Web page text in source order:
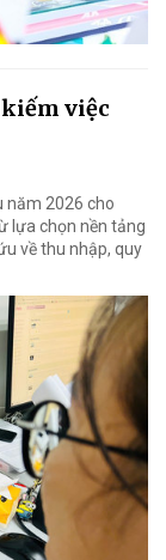
việc
năm 2026 cho
lựa chọn nền tảng
về thu nhập, quy